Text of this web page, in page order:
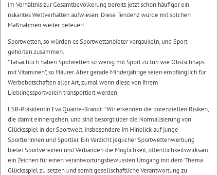
im Verhältnis zur Gesamtbevölkerung bereits jetzt schon häufiger ein
riskantes Wettverhalten aufwiesen. Diese Tendenz würde mit solchen
Maßnahmen weiter befeuert.
Sportwetten, so würden es Sportwettanbieter vorgaukeln, und Sport
gehörten zusammen.
"Tatsächlich haben Spotwetten so wenig mit Sport zu tun wie Obstschnaps
mit Vitaminen", so Mäurer. Aber gerade Minderjährige seien empfänglich für
Werbebotschaften aller Art, zumal wenn diese von ihrem
Lieblingssportverein transportiert werden.
LSB-Präsidentin Eva Quante-Brandt: "Wir erkennen die potenziellen Risiken,
die damit einhergehen, und sind besorgt über die Normalisierung von
Glücksspiel in der Sportwelt, insbesondere im Hinblick auf junge
Sportlerinnen und Sportler. Ein Verzicht jeglicher Sportwettenwerbung
bietet Sportvereinen und Verbänden die Möglichkeit, öffentlichkeitswirksam
ein Zeichen für einen verantwortungsbewussten Umgang mit dem Thema
Glücksspiel zu setzen und somit gesellschaftliche Verantwortung zu